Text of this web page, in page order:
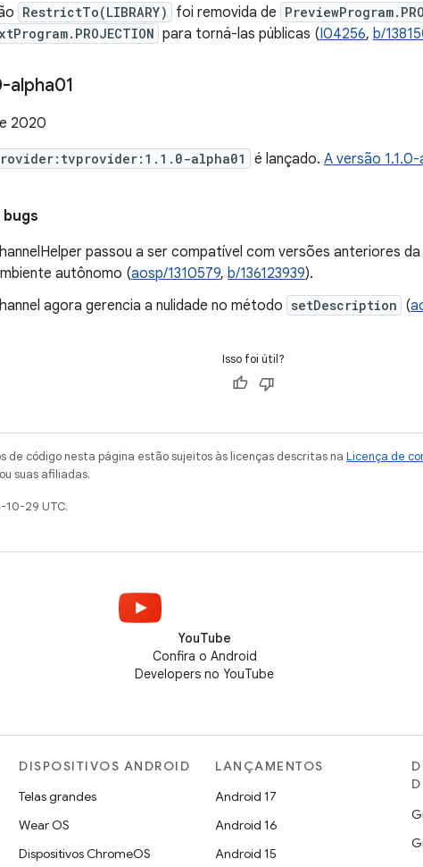
RestrictTo(LIBRARY) foi removida de
para torná-las públicas (I04256, b/
alpha01
2020
alpha01 é lançado. A versão
passou a ser compatível com versões anteriores
autônomo (aosp/1310579, b/136123939).
agora gerencia a nulidade no método setDescription (
Isso foi útil?
de código nesta página estão sujeitos às licenças descritas na Licença de
suas afiliadas.
29 UTC.
YouTube
Confira o Android
Developers no YouTube
DISPOSITIVOS ANDROID
Telas grandes
Wear OS
Dispositivos ChromeOS
LANÇAMENTOS
Android 17
Android 16
Android 15